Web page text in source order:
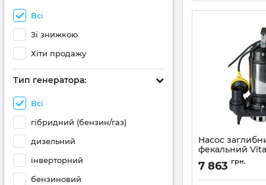
Всі
Зі знижкою
Хіти продажу
Тип генератора:
Всі
гібридний (бензин/газ)
дизельний
інверторний
бензиновий
Насос
фекальний
1620f PRO
Артикул:
7 863 грн.